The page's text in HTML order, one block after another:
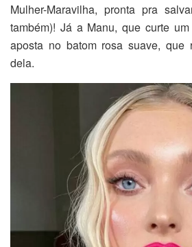
Mulher-Maravilha, pronta pra
também)! Já a Manu, que curte
aposta no batom rosa suave, que
dela.